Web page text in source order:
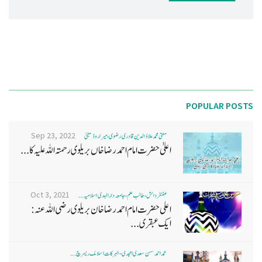
POPULAR POSTS
مفتی محمد علاؤ الدین قادری رضوی ، میرا روڈ ممبئی Sep 23, 2022
اعلیٰ حضرت امام احمد رضا خاں بر یلو ی رحمتہ اللہ علیہ کا...
غضنفر دانش، طالب علم، جامعہ دارالہدی اسلامیہ ... Oct 3, 2021
اعلی حضرت امام احمد رضا خان بریلوی رضی اللہ عنہ:
ایک عبقری...
محمد احمد حسن سعدی امجدی - البرکات اسلامک ریسرچ ...